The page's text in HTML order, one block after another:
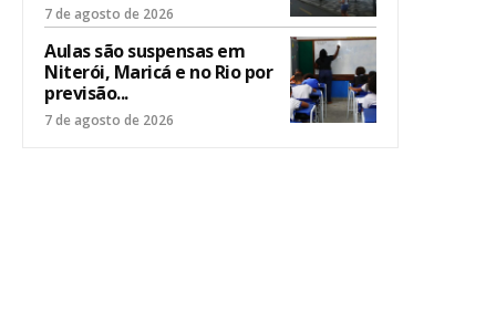
7 de agosto de 2026
Aulas são suspensas em
Niterói, Maricá e no Rio por
previsão...
7 de agosto de 2026